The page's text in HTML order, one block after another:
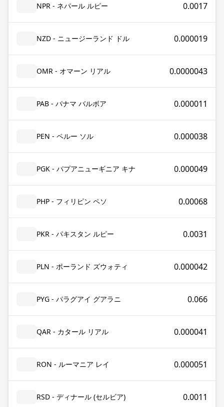
NPR - ネパール ルピー 0.0017
NZD - ニュージーランド ドル 0.000019
OMR - オマーン リアル 0.0000043
PAB - パナマ バルボア 0.000011
PEN - ペルー ソル 0.000038
PGK - パプアニューギニア キナ 0.000049
PHP - フィリピン ペソ 0.00068
PKR - パキスタン ルピー 0.0031
PLN - ポーランド ズウォティ 0.000042
PYG - パラグアイ グアラニ 0.066
QAR - カタール リアル 0.000041
RON - ルーマニア レイ 0.000051
RSD - ディナール (セルビア) 0.0011